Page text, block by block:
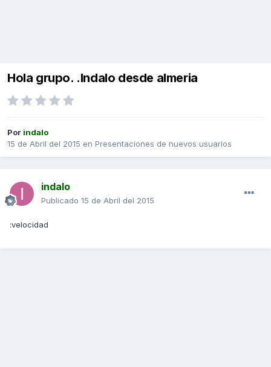
Hola grupo. .Indalo desde almeria
Por indalo
15 de Abril del 2015 en Presentaciones de nuevos usuarios
indalo
Publicado 15 de Abril del 2015
:velocidad